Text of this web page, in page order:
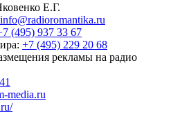
Е.Г.
info@radioromantika.ru
(495) 937 33 67
+7 (495) 229 20 68
рекламы на радио
media.ru